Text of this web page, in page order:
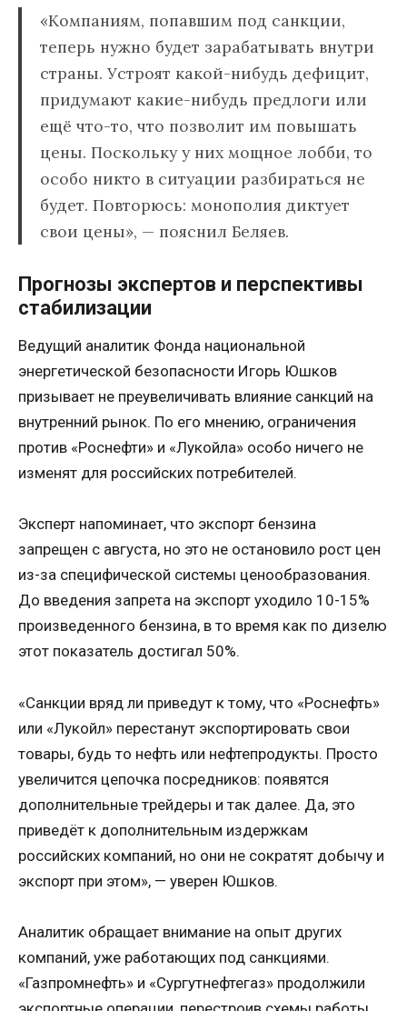
«Компаниям, попавшим под санкции,
теперь нужно будет зарабатывать внутри
страны. Устроят какой-нибудь дефицит,
придумают какие-нибудь предлоги или
ещё что-то, что позволит им повышать
цены. Поскольку у них мощное лобби, то
особо никто в ситуации разбираться не
будет. Повторюсь: монополия диктует
свои цены», — пояснил Беляев.
Прогнозы экспертов и перспективы
стабилизации
Ведущий аналитик Фонда национальной
энергетической безопасности Игорь Юшков
призывает не преувеличивать влияние санкций на
внутренний рынок. По его мнению, ограничения
против «Роснефти» и «Лукойла» особо ничего не
изменят для российских потребителей.
Эксперт напоминает, что экспорт бензина
запрещен с августа, но это не остановило рост цен
из-за специфической системы ценообразования.
До введения запрета на экспорт уходило 10-15%
произведенного бензина, в то время как по дизелю
этот показатель достигал 50%.
«Санкции вряд ли приведут к тому, что «Роснефть»
или «Лукойл» перестанут экспортировать свои
товары, будь то нефть или нефтепродукты. Просто
увеличится цепочка посредников: появятся
дополнительные трейдеры и так далее. Да, это
приведёт к дополнительным издержкам
российских компаний, но они не сократят добычу и
экспорт при этом», — уверен Юшков.
Аналитик обращает внимание на опыт других
компаний, уже работающих под санкциями.
«Газпромнефть» и «Сургутнефтегаз» продолжили